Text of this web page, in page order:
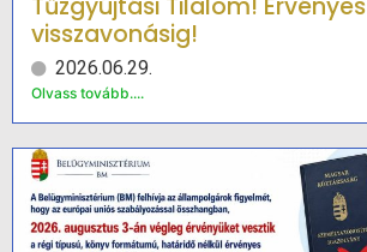
Tűzgyújtási Tilalom! Érvényes
visszavonásig!
2026.06.29.
Olvass tovább....